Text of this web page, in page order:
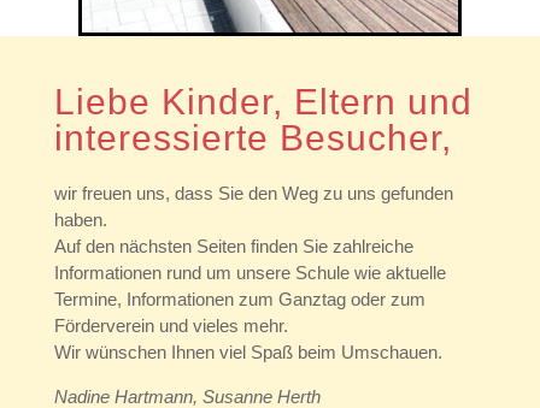
Liebe Kinder, Eltern und
interessierte Besucher,
wir freuen uns, dass Sie den Weg zu uns gefunden
haben.
Auf den nächsten Seiten finden Sie zahlreiche
Informationen rund um unsere Schule wie aktuelle
Termine, Informationen zum Ganztag oder zum
Förderverein und vieles mehr.
Wir wünschen Ihnen viel Spaß beim Umschauen.
Nadine Hartmann, Susanne Herth